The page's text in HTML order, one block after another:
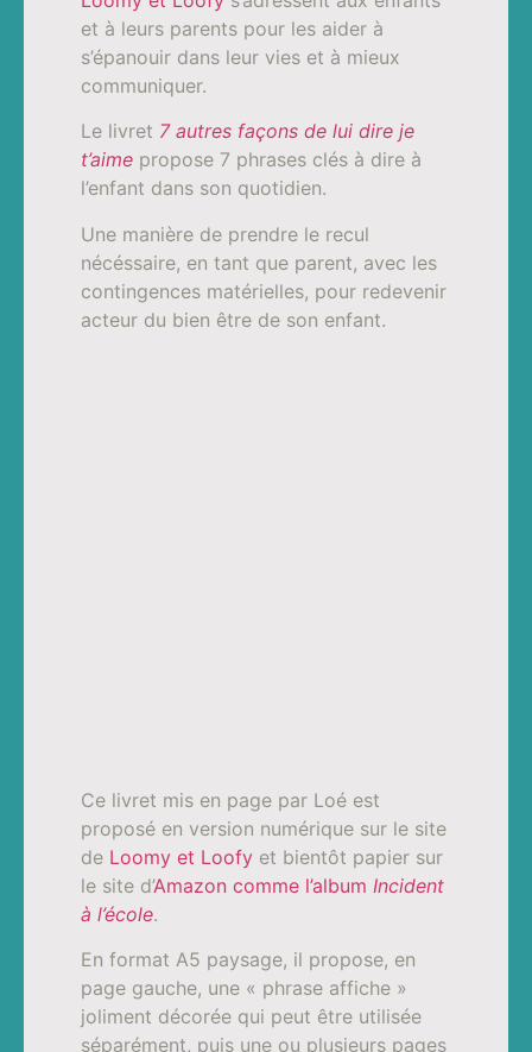
et à leurs parents pour les aider à
s’épanouir dans leur vies et à mieux
communiquer.
Le livret 7 autres façons de lui dire je
t’aime propose 7 phrases clés à dire à
l’enfant dans son quotidien.
Une manière de prendre le recul
nécéssaire, en tant que parent, avec les
contingences matérielles, pour redevenir
acteur du bien être de son enfant.
Ce livret mis en page par Loé est
proposé en version numérique sur le site
de Loomy et Loofy et bientôt papier sur
le site d’Amazon comme l’albumIncident
à l’école.
En format A5 paysage, il propose, en
page gauche, une « phrase affiche »
joliment décorée qui peut être utilisée
séparément, puis une ou plusieurs pages